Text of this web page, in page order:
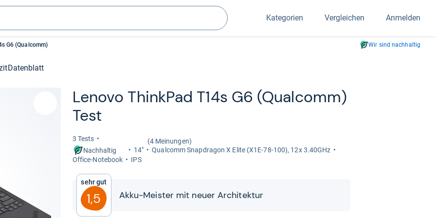
Suchen
Kategorien Vergleichen Anmelden
G6 (Qualcomm) Wir sind nachhaltig
Datenblatt
Lenovo Think­Pad T14s G6 (Qual­comm)
Test
3 Tests
(4 Meinungen)
Nachhaltig
14"
Qual­comm Snap­dra­gon X Elite (X1E-​78-​100), 12x 3.40GHz
Office-​Note­book
IPS
Sehr gut
1,5 Akku-​​Meis­ter mit neuer Archi­tek­tur